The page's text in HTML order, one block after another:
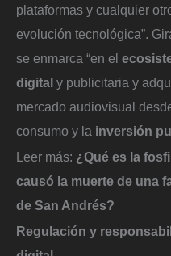
plataformas y cualquier
evolución tecnológica”.
se enmarca “en el
digital y publicitaria y
mercado audiovisual
consumo y la inversión
Leer más: ¿Qué es la
causó la muerte de una
de San Andrés?
Regulación y